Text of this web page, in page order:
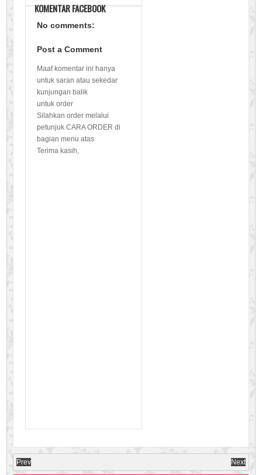
KOMENTAR FACEBOOK
No comments:
Post a Comment
Maaf komentar ini hanya
untuk saran atau sekedar
kunjungan balik
untuk order
Silahkan order melalui
petunjuk CARA ORDER di
bagian menu atas
Terima kasih,
Prev Next